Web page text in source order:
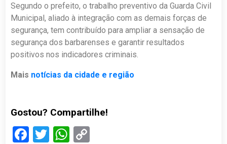
Segundo o prefeito, o trabalho preventivo da Guarda Civil
Municipal, aliado à integração com as demais forças de
segurança, tem contribuído para ampliar a sensação de
segurança dos barbarenses e garantir resultados
positivos nos indicadores criminais.
Mais notícias da cidade e região
Gostou? Compartilhe!
Facebook
TwitterWhatsApp